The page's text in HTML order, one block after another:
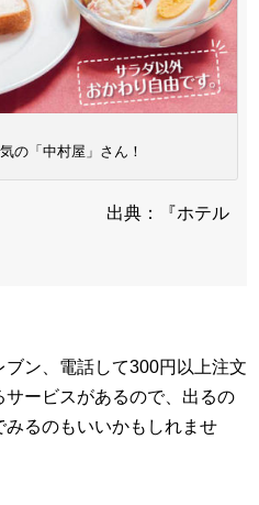
の「中村屋」さん！
ホテル
ン、電話して300円以上注文
ービスがあるので、出るの
るのもいいかもしれませ